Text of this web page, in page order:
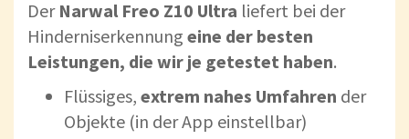
Der Narwal Freo Z10 Ultra liefert bei der
Hinderniserkennung eine der besten
Leistungen, die wir je getestet haben.
Flüssiges, extrem nahes Umfahren der
Objekte (in der App einstellbar)